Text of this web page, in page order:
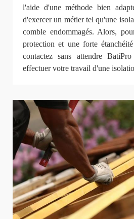
l'aide d'une méthode bien
d'exercer un métier tel qu'une
comble endommagés. Alors,
protection et une forte
contactez sans attendre
effectuer votre travail d'une